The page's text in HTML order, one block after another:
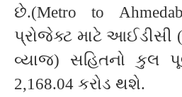
છે.(Metro to
પ્રોજેક્ટ માટે આઈડીસી
વ્યાજ) સહિતનો કુલ
2,168.04 કરોડ થશે.